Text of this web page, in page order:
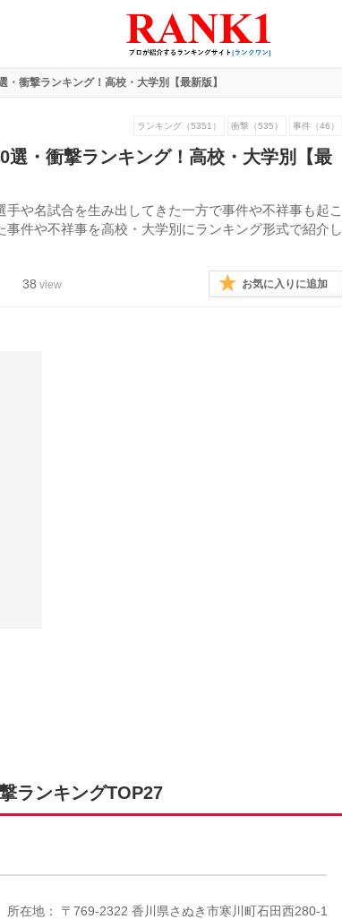
・衝撃ランキング！高校・大学別【最新版】
ランキング（5351） 衝撃（535） 事件（46）
選・衝撃ランキング！高校・大学別【最
や名試合を生み出してきた一方で事件や不祥事も起こ
件や不祥事を高校・大学別にランキング形式で紹介し
38 view お気に入りに追加
ランキングTOP27
所在地： 〒769-2322 香川県さぬき市寒川町石田西280-1